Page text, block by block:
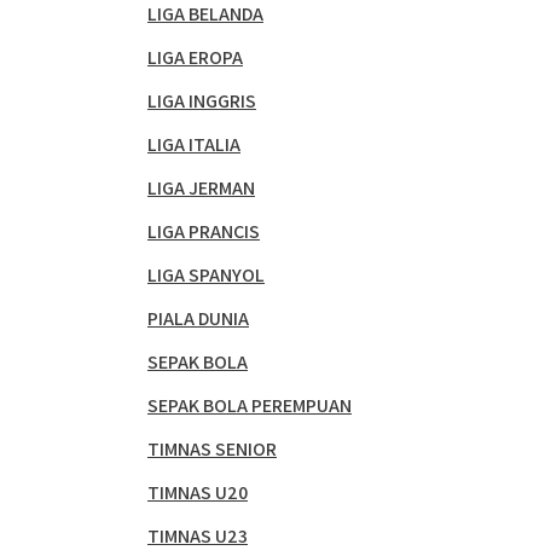
LIGA BELANDA
LIGA EROPA
LIGA INGGRIS
LIGA ITALIA
LIGA JERMAN
LIGA PRANCIS
LIGA SPANYOL
PIALA DUNIA
SEPAK BOLA
SEPAK BOLA PEREMPUAN
TIMNAS SENIOR
TIMNAS U20
TIMNAS U23